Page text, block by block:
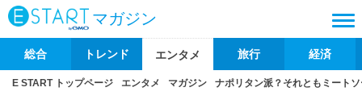
マガジン
総合 トレンド エンタメ 旅行 経済
E START トップページ エンタメ マガジン ナポリタン派？それともミート